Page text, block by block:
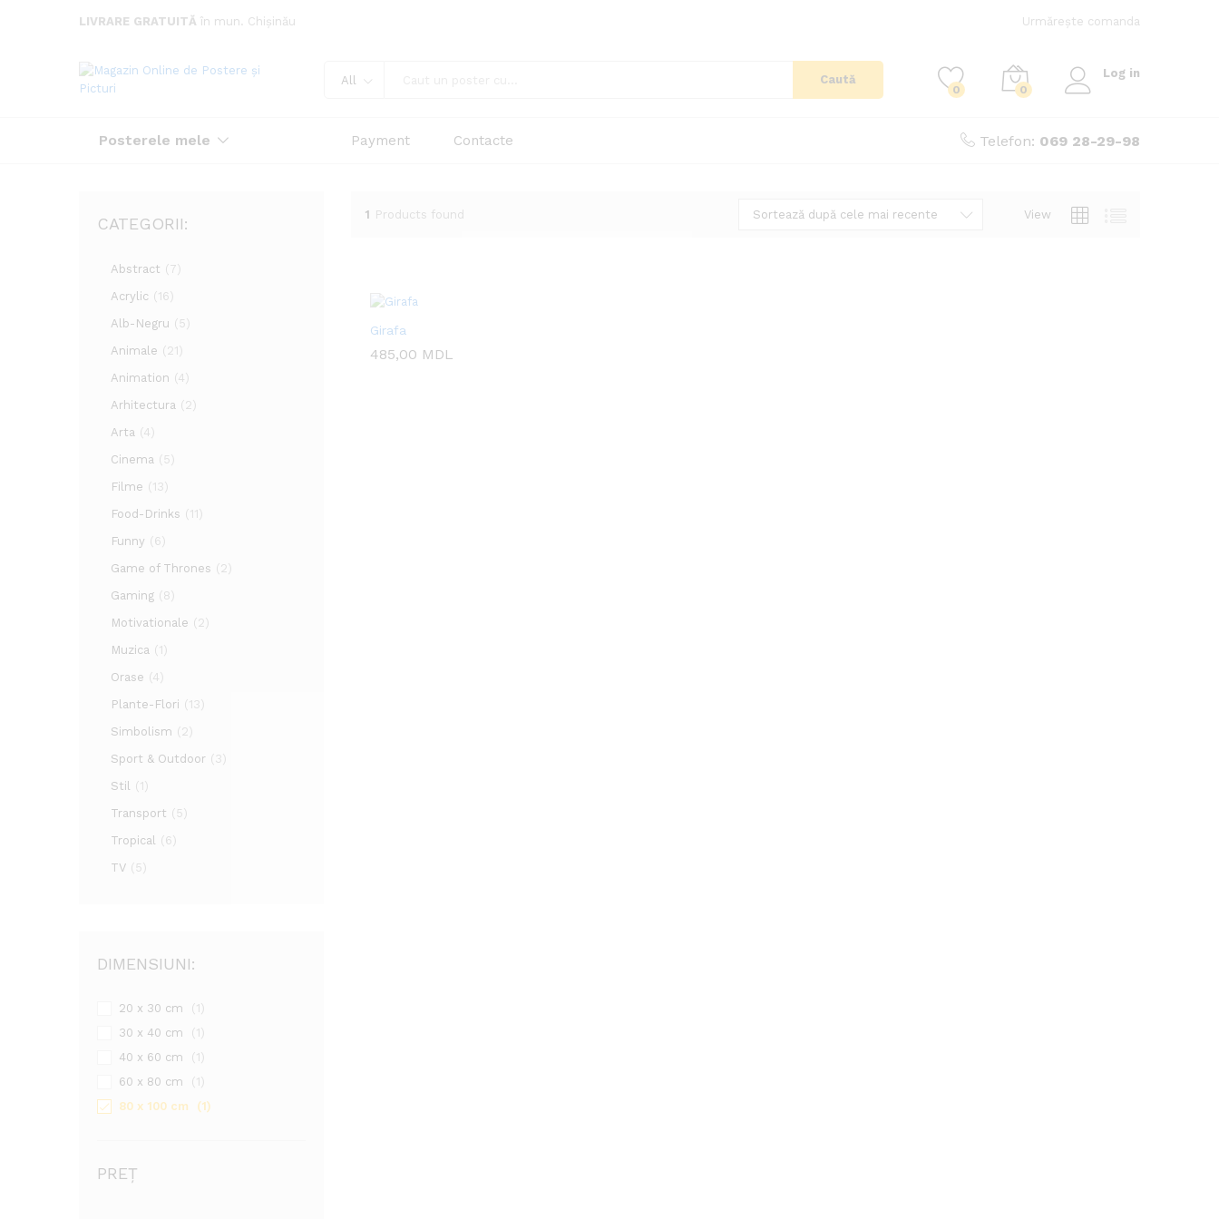
LIVRARE GRATUITĂ în mun. Chișinău Urmărește comanda
All Caută
0 0
Log in
Posterele mele Payment Contacte Telefon: 069 28-29-98
1 Products found View
Sortează după cele mai recente
Girafa
485,00 MDL
485,00 MDL
CATEGORII:
Abstract (7)
Acrylic (16)
Alb-Negru (5)
Animale (21)
Animation (4)
Arhitectura (2)
Arta (4)
Cinema (5)
Filme (13)
Food-Drinks (11)
Funny (6)
Game of Thrones (2)
Gaming (8)
Motivationale (2)
Muzica (1)
Orase (4)
Plante-Flori (13)
Simbolism (2)
Sport & Outdoor (3)
Stil (1)
Transport (5)
Tropical (6)
TV (5)
DIMENSIUNI:
20 x 30 cm
(1)
30 x 40 cm
(1)
40 x 60 cm
(1)
60 x 80 cm
(1)
80 x 100 cm
(1)
PREȚ